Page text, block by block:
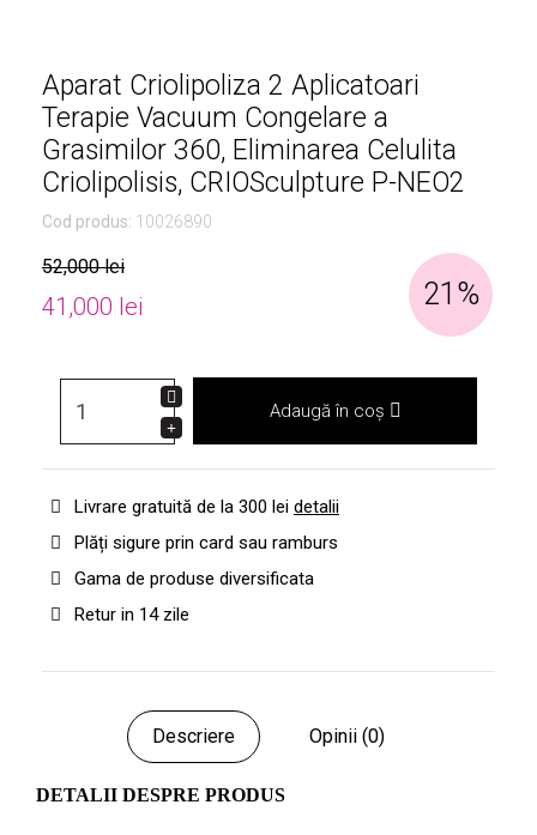
Aparat Criolipoliza 2 Aplicatoari
Terapie Vacuum Congelare a
Grasimilor 360, Eliminarea Celulita
Criolipolisis, CRIOSculpture P-NEO2
Cod produs: 10026890
52,000 lei
41,000 lei 21%
Adaugă în coș
Livrare gratuită de la 300 lei detalii
Plăți sigure prin card sau ramburs
Gama de produse diversificata
Retur in 14 zile
Descriere Opinii (0)
DETALII DESPRE PRODUS